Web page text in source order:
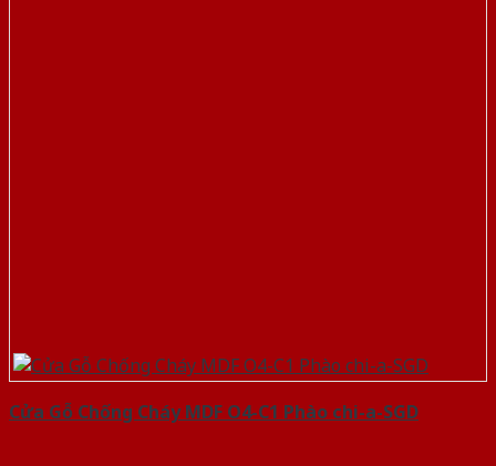
Cửa Gỗ Chống Cháy MDF O4-C1 Phào chi-a-SGD